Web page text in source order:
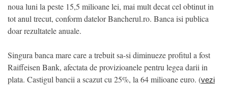
noua luni la peste 15,5 milioane lei, mai mult decat cel obtinut in
tot anul trecut, conform datelor Bancherul.ro. Banca isi publica
doar rezultatele anuale.
Singura banca mare care a trebuit sa-si diminueze profitul a fost
Raiffeisen Bank, afectata de provizioanele pentru legea darii in
plata. Castigul bancii a scazut cu 25%, la 64 milioane euro. (vezi